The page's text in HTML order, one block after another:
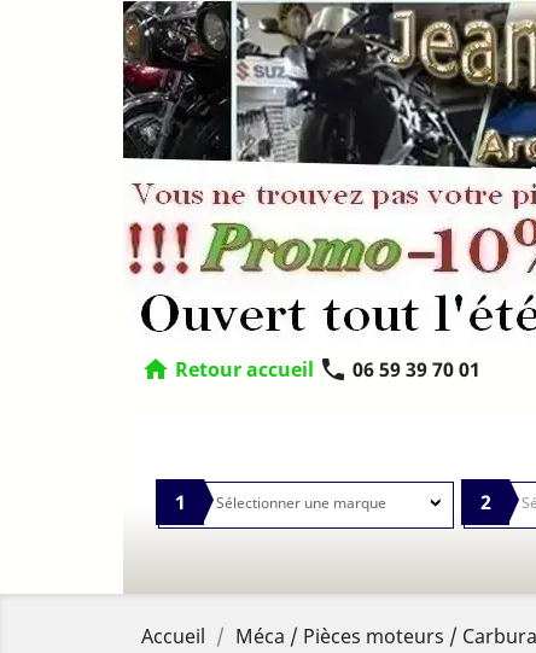
home Retour accueil phone 06 59 39 70 01
1 2
Accueil Méca / Pièces moteurs /